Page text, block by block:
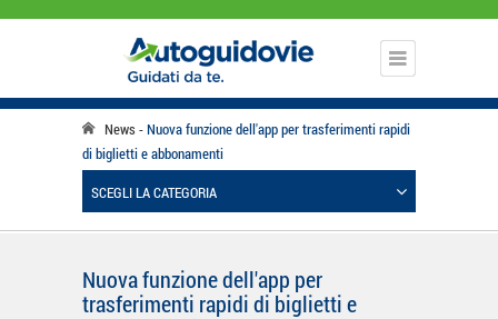
News
Nuova funzione dell'app per trasferimenti rapidi
di biglietti e abbonamenti
SCEGLI LA CATEGORIA
Nuova funzione dell'app per
trasferimenti rapidi di biglietti e